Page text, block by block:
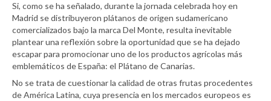
Si, como se ha señalado, durante la jornada celebrada hoy en
Madrid se distribuyeron plátanos de origen sudamericano
comercializados bajo la marca Del Monte, resulta inevitable
plantear una reflexión sobre la oportunidad que se ha dejado
escapar para promocionar uno de los productos agrícolas más
emblemáticos de España: el Plátano de Canarias.
No se trata de cuestionar la calidad de otras frutas procedentes
de América Latina, cuya presencia en los mercados europeos es